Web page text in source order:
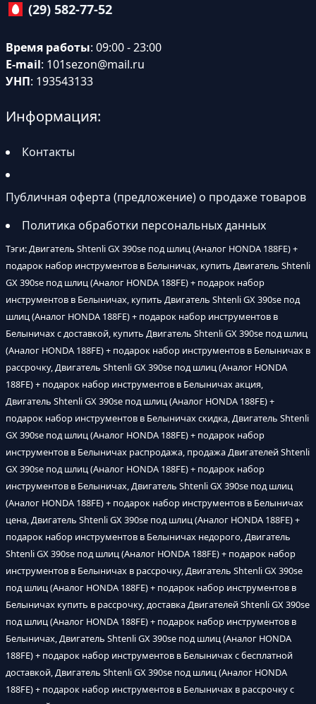
(29) 582-77-52
Время работы: 09:00 - 23:00
E-mail: 101sezon@mail.ru
УНП: 193543133
Информация:
Контакты
Публичная оферта (предложение) о продаже товаров
Политика обработки персональных данных
Тэги: Двигатель Shtenli GX 390sе под шлиц (Аналог HONDA 188FE) +
подарок набор инструментов в Белыничах, купить Двигатель Shtenli
GX 390sе под шлиц (Аналог HONDA 188FE) + подарок набор
инструментов в Белыничах, купить Двигатель Shtenli GX 390sе под
шлиц (Аналог HONDA 188FE) + подарок набор инструментов в
Белыничах с доставкой, купить Двигатель Shtenli GX 390sе под шлиц
(Аналог HONDA 188FE) + подарок набор инструментов в Белыничах в
рассрочку, Двигатель Shtenli GX 390sе под шлиц (Аналог HONDA
188FE) + подарок набор инструментов в Белыничах акция,
Двигатель Shtenli GX 390sе под шлиц (Аналог HONDA 188FE) +
подарок набор инструментов в Белыничах скидка, Двигатель Shtenli
GX 390sе под шлиц (Аналог HONDA 188FE) + подарок набор
инструментов в Белыничах распродажа, продажа Двигателей Shtenli
GX 390sе под шлиц (Аналог HONDA 188FE) + подарок набор
инструментов в Белыничах, Двигатель Shtenli GX 390sе под шлиц
(Аналог HONDA 188FE) + подарок набор инструментов в Белыничах
цена, Двигатель Shtenli GX 390sе под шлиц (Аналог HONDA 188FE) +
подарок набор инструментов в Белыничах недорого, Двигатель
Shtenli GX 390sе под шлиц (Аналог HONDA 188FE) + подарок набор
инструментов в Белыничах в рассрочку, Двигатель Shtenli GX 390sе
под шлиц (Аналог HONDA 188FE) + подарок набор инструментов в
Белыничах купить в рассрочку, доставка Двигателей Shtenli GX 390sе
под шлиц (Аналог HONDA 188FE) + подарок набор инструментов в
Белыничах, Двигатель Shtenli GX 390sе под шлиц (Аналог HONDA
188FE) + подарок набор инструментов в Белыничах с бесплатной
доставкой, Двигатель Shtenli GX 390sе под шлиц (Аналог HONDA
188FE) + подарок набор инструментов в Белыничах в рассрочку с